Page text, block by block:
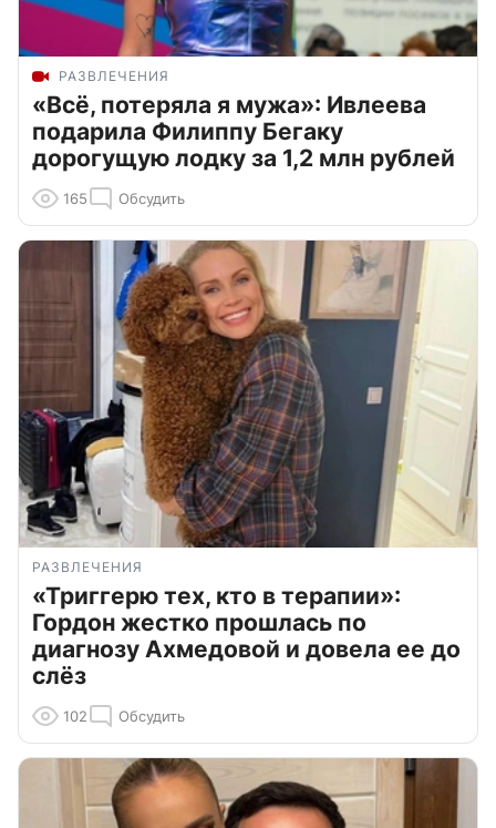
РАЗВЛЕЧЕНИЯ
«Всё, потеряла я мужа»: Ивлеева
подарила Филиппу Бегаку
дорогущую лодку за 1,2 млн рублей
165 Обсудить
РАЗВЛЕЧЕНИЯ
«Триггерю тех, кто в терапии»:
Гордон жестко прошлась по
диагнозу Ахмедовой и довела ее до
слёз
102 Обсудить